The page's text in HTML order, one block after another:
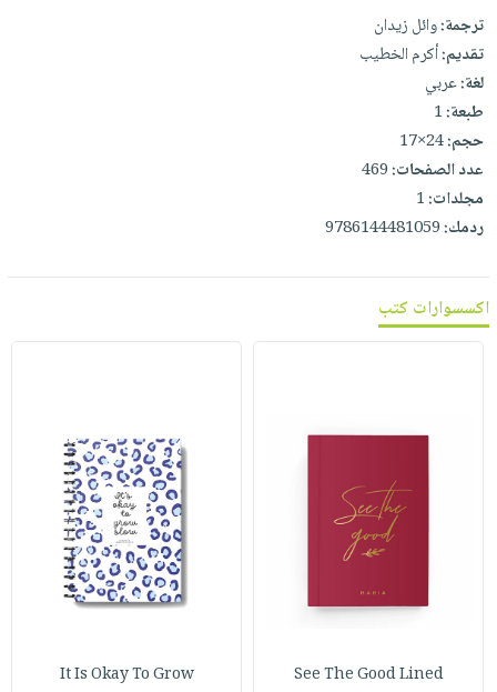
معنا
ترجمة:وائل زيدان
تقديم:أكرم الخطيب
لغة:عربي
طبعة:1
حجم:24×17
عدد الصفحات:469
مجلدات:1
ردمك:9786144481059
اكسسوارات كتب
See The Good Lined
It Is Okay To Grow